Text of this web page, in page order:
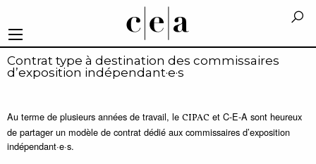
Contrat type à destination des commissaires
d’exposition indépendant·e·s
Au terme de plusieurs années de travail, le CIPAC et C-E-A sont heureux
de partager un modèle de contrat dédié aux commissaires d’exposition
indépendant·e·s.